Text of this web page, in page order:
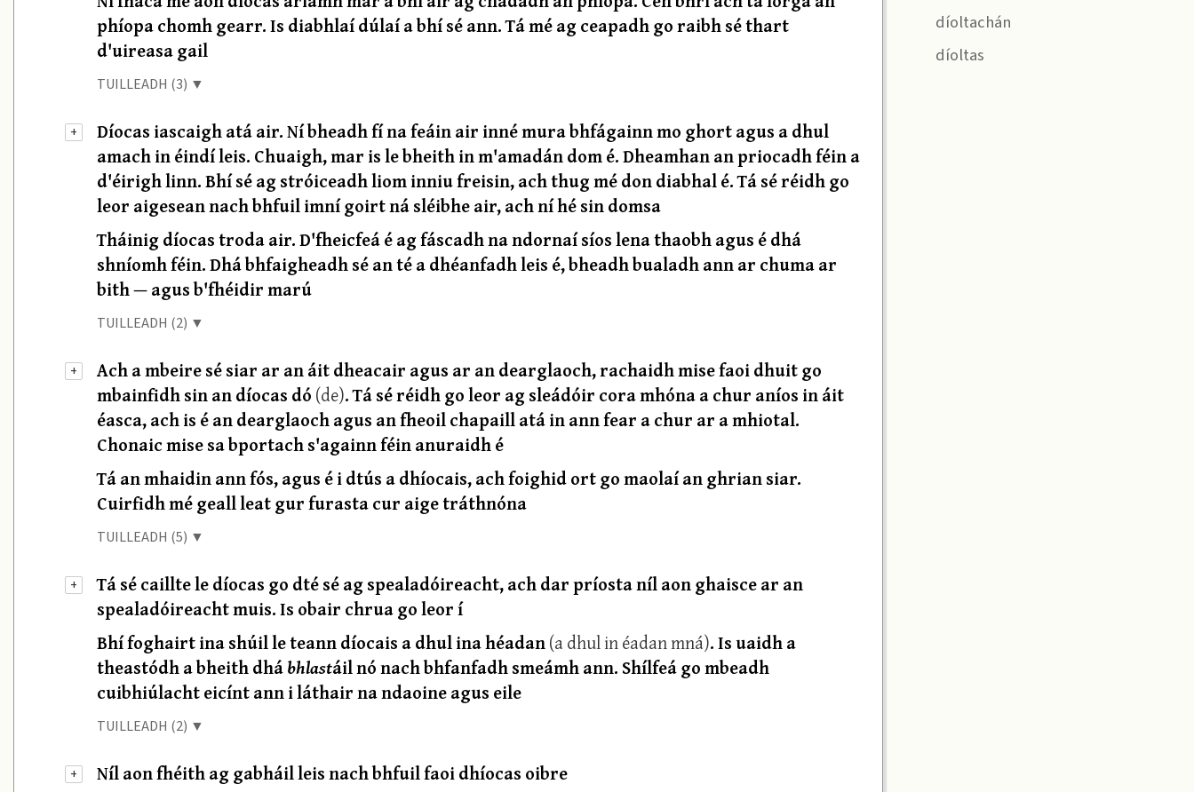
phíopa chomh gearr. Is diabhlaí dúlaí a bhí sé ann. Tá mé ag ceapadh go raibh sé thart
d'uireasa gail
TUILLEADH (3) ▼
+
Díocas iascaigh atá air. Ní bheadh fí na feáin air inné mura bhfágainn mo ghort agus a dhul
amach in éindí leis. Chuaigh, mar is le bheith in m'amadán dom é. Dheamhan an priocadh féin a
d'éirigh linn. Bhí sé ag stróiceadh liom inniu freisin, ach thug mé don diabhal é. Tá sé réidh go
leor aigesean nach bhfuil imní goirt ná sléibhe air, ach ní hé sin domsa
Tháinig díocas troda air. D'fheicfeá é ag fáscadh na ndornaí síos lena thaobh agus é dhá
shníomh féin. Dhá bhfaigheadh sé an té a dhéanfadh leis é, bheadh bualadh ann ar chuma ar
bith — agus b'fhéidir marú
TUILLEADH (2) ▼
+
Ach a mbeire sé siar ar an áit dheacair agus ar an dearglaoch, rachaidh mise faoi dhuit go
mbainfidh sin an díocas dó (de). Tá sé réidh go leor ag sleádóir cora mhóna a chur aníos in áit
éasca, ach is é an dearglaoch agus an fheoil chapaill atá in ann fear a chur ar a mhiotal.
Chonaic mise sa bportach s'againn féin anuraidh é
Tá an mhaidin ann fós, agus é i dtús a dhíocais, ach foighid ort go maolaí an ghrian siar.
Cuirfidh mé geall leat gur furasta cur aige tráthnóna
TUILLEADH (5) ▼
+
Tá sé caillte le díocas go dté sé ag spealadóireacht, ach dar príosta níl aon ghaisce ar an
spealadóireacht muis. Is obair chrua go leor í
Bhí foghairt ina shúil le teann díocais a dhul ina héadan(a dhul in éadan mná). Is uaidh a
theastódh a bheith dhábhlastáil nó nach bhfanfadh smeámh ann. Shílfeá go mbeadh
cuibhiúlacht eicínt ann i láthair na ndaoine agus eile
TUILLEADH (2) ▼
+
Níl aon fhéith ag gabháil leis nach bhfuil faoi dhíocas oibre
díoltachán
díoltas